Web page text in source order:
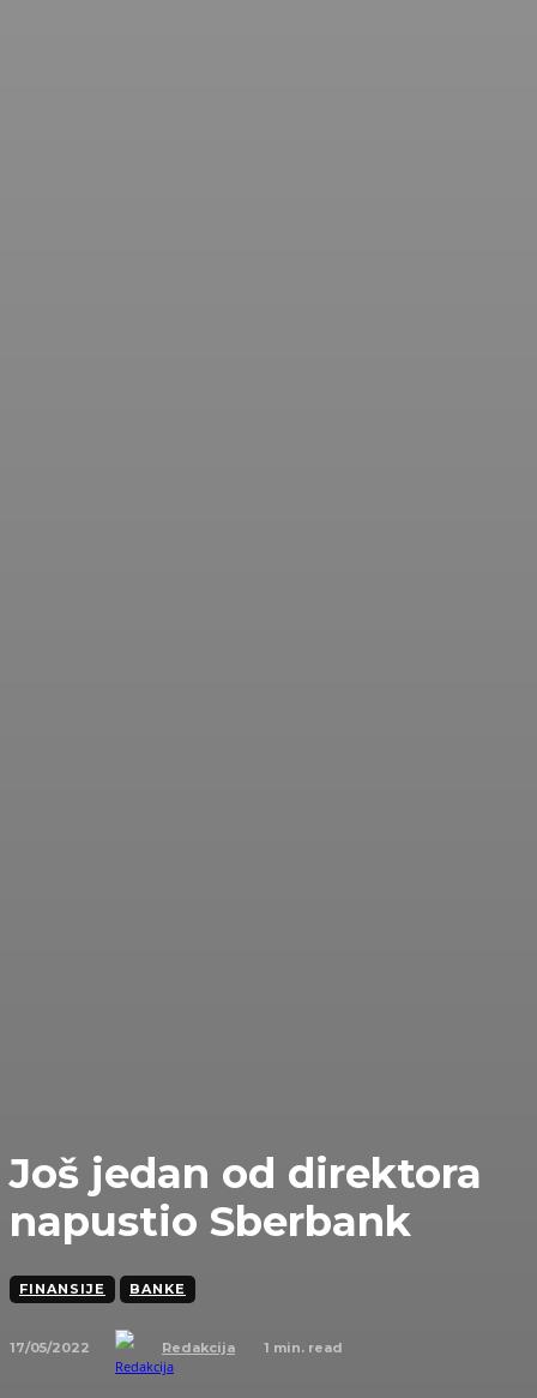
Još jedan od direktora
napustio Sberbank
FINANSIJE BANKE
17/05/2022 Redakcija 1 min. read